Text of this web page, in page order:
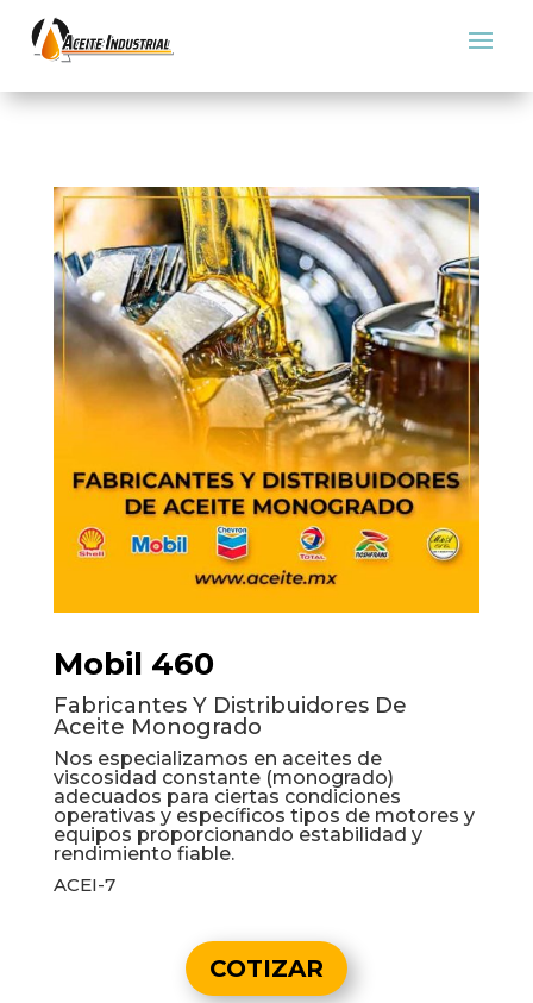
Mobil 460
Fabricantes Y Distribuidores De
Aceite Monogrado
Nos especializamos en aceites de
viscosidad constante (monogrado)
adecuados para ciertas condiciones
operativas y específicos tipos de motores y
equipos proporcionando estabilidad y
rendimiento fiable.
ACEI-7
COTIZAR